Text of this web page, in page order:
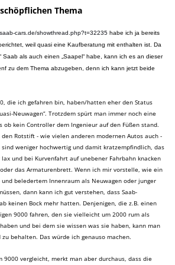
Thema
cars.de/showthread.php?t=32235 habe ich ja bereits
, weil quasi eine Kaufberatung mit enthalten ist. Da
Saab als auch einen „Saapel“ habe, kann ich es an dieser
zu dem Thema abzugeben, denn ich kann jetzt beide
die ich gefahren bin, haben/hatten eher den Status
Neuwagen“. Trotzdem spürt man immer noch eine
ob kein Controller dem Ingenieur auf den Füßen stand.
den Rotstift - wie vielen anderen modernen Autos auch -
weniger hochwertig und damit kratzempfindlich, das
und bei Kurvenfahrt auf unebener Fahrbahn knacken
das Armaturenbrett. Wenn ich mir vorstelle, wie ein
beledertem Innenraum als Neuwagen oder junger
dann kann ich gut verstehen, dass Saab-
keinen Bock mehr hatten. Denjenigen, die z.B. einen
9000 fahren, den sie vielleicht um 2000 rum als
und bei dem sie wissen was sie haben, kann man
behalten. Das würde ich genauso machen.
9000 vergleicht, merkt man aber durchaus, dass die